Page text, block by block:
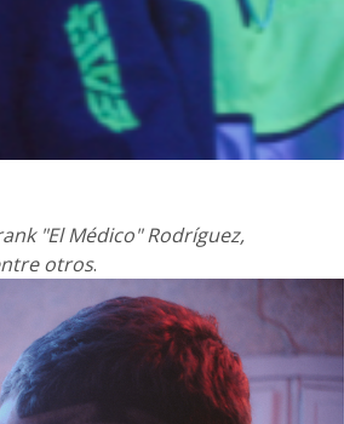
"El Médico" Rodríguez,
otros.